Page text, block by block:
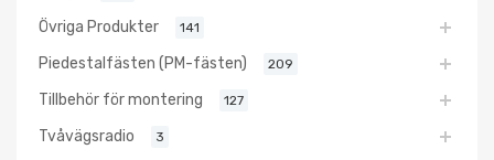
Övriga Produkter 141
Piedestalfästen (PM-fästen) 209
Tillbehör för montering 127
Tvåvägsradio 3